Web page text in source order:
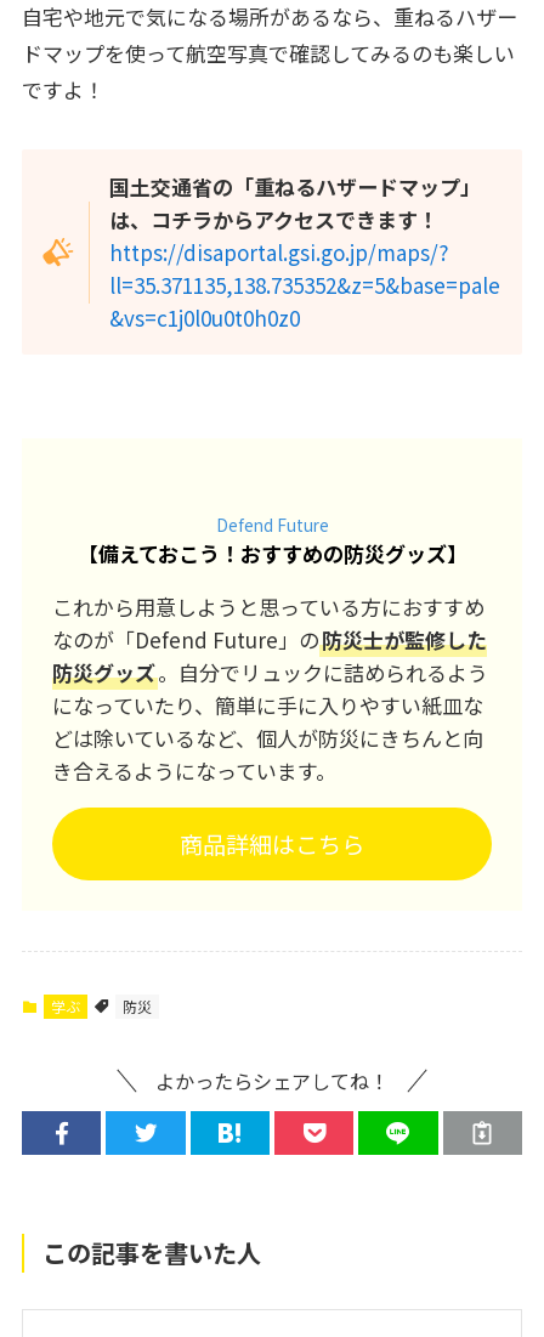
自宅や地元で気になる場所があるなら、重ねるハザー
ドマップを使って航空写真で確認してみるのも楽しい
ですよ！
国土交通省の「重ねるハザードマップ」
は、コチラからアクセスできます！
https://disaportal.gsi.go.jp/maps/?
ll=35.371135,138.735352&z=5&base=pale
&vs=c1j0l0u0t0h0z0
Defend Future
【備えておこう！おすすめの防災グッズ】
これから用意しようと思っている方におすすめ
なのが「Defend Future」の防災士が監修した
防災グッズ。自分でリュックに詰められるよう
になっていたり、簡単に手に入りやすい紙皿な
どは除いているなど、個人が防災にきちんと向
き合えるようになっています。
商品詳細はこちら
学ぶ 防災
よかったらシェアしてね！
この記事を書いた人